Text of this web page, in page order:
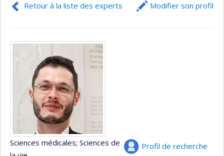
Retour à la liste des experts Modifier son profil
Profil de recherche
Sciences médicales; Sciences de